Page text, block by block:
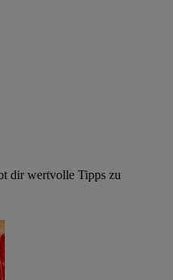
dir wertvolle Tipps zu